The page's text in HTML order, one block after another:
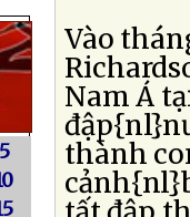
5
Vào
Nam Á
thành